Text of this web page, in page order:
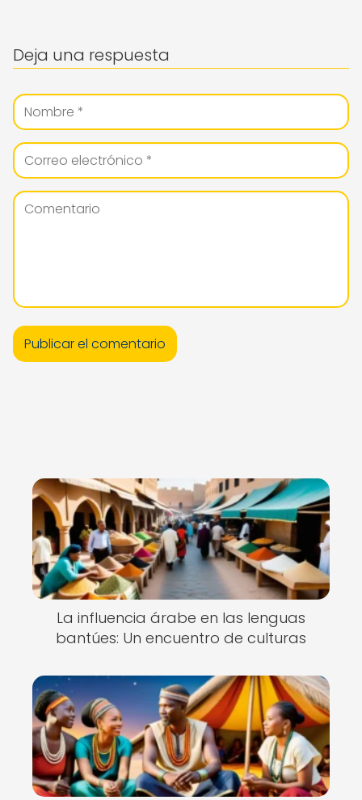
Deja una respuesta
La influencia árabe en las lenguas
bantúes: Un encuentro de culturas